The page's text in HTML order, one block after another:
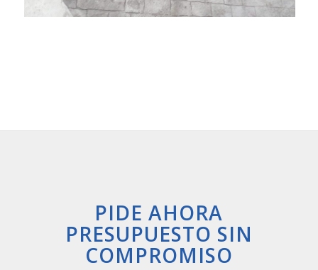
PIDE AHORA
PRESUPUESTO SIN
COMPROMISO